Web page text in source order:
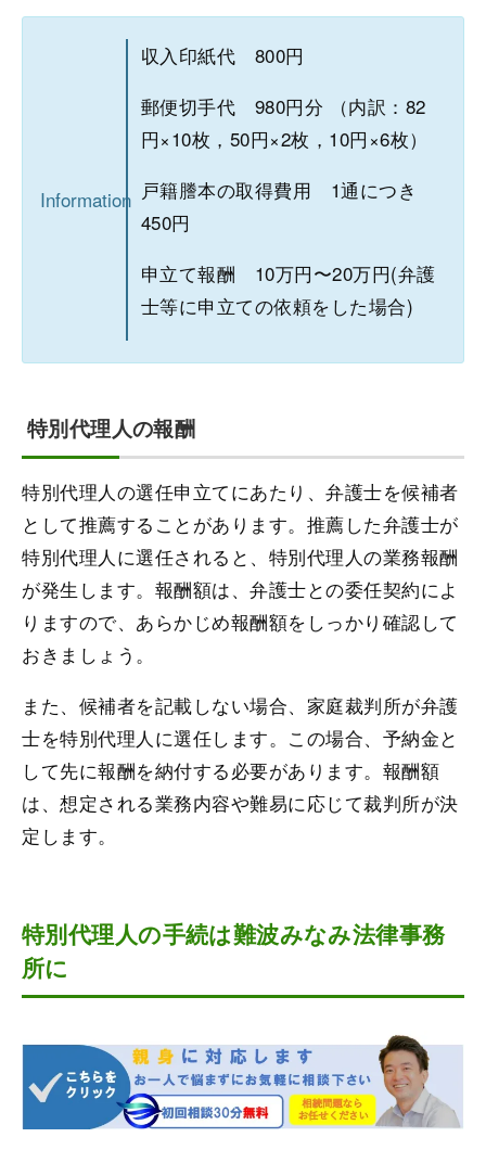
Information
収入印紙代 800円
郵便切手代 980円分 （内訳：82
円×10枚，50円×2枚，10円×6枚）
戸籍謄本の取得費用 1通につき
450円
申立て報酬 10万円〜20万円(弁護
士等に申立ての依頼をした場合)
特別代理人の報酬
特別代理人の選任申立てにあたり、弁護士を候補者
として推薦することがあります。推薦した弁護士が
特別代理人に選任されると、特別代理人の業務報酬
が発生します。報酬額は、弁護士との委任契約によ
りますので、あらかじめ報酬額をしっかり確認して
おきましょう。
また、候補者を記載しない場合、家庭裁判所が弁護
士を特別代理人に選任します。この場合、予納金と
して先に報酬を納付する必要があります。報酬額
は、想定される業務内容や難易に応じて裁判所が決
定します。
特別代理人の手続は難波みなみ法律事務
所に